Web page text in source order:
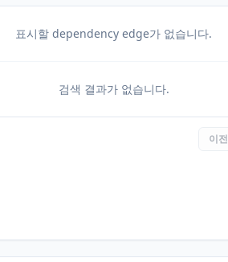
표시할 dependency edge가 없습니다.
검색 결과가 없습니다.
이전